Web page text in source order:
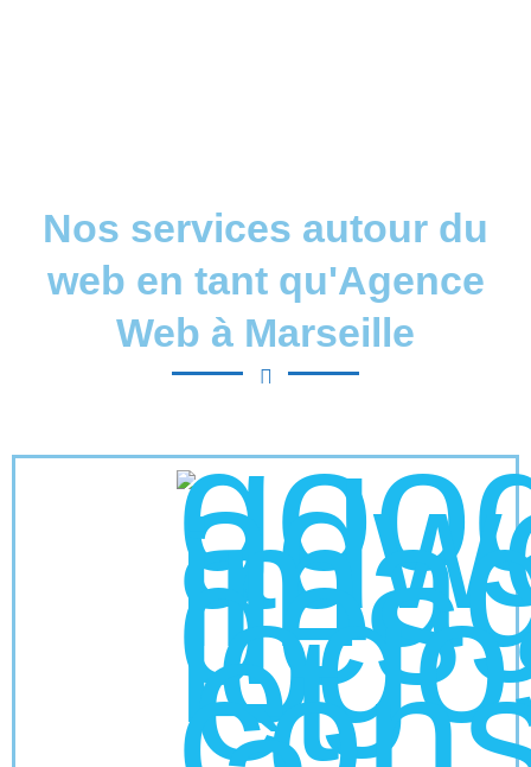
Nos services autour du
web en tant qu'Agence
Web à Marseille